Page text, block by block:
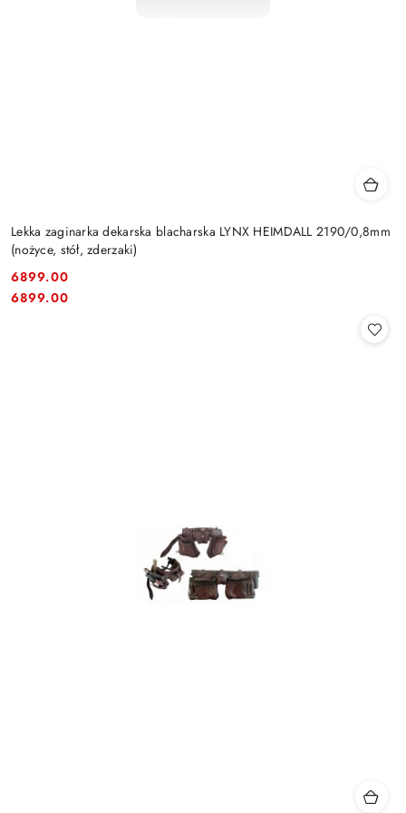
Lekka zaginarka dekarska blacharska LYNX HEIMDALL 2190/0,8mm
(nożyce, stół, zderzaki)
Cena:
6899.00
Cena:
6899.00